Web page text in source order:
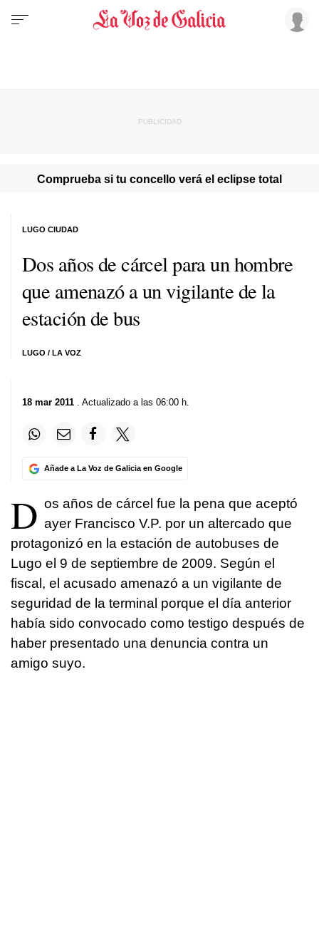
Comprueba si tu concello verá el eclipse total
Dos años de cárcel para un hombre
que amenazó a un vigilante de la
estación de bus
LUGO / LA VOZ
LUGO CIUDAD
18 mar 2011 . Actualizado a las 06:00 h.
Añade a La Voz de Galicia en Google
D os años de cárcel fue la pena que aceptó
ayer Francisco V.P. por un altercado que
protagonizó en la estación de autobuses de
Lugo el 9 de septiembre de 2009. Según el
fiscal, el acusado amenazó a un vigilante de
seguridad de la terminal porque el día anterior
había sido convocado como testigo después de
haber presentado una denuncia contra un
amigo suyo.